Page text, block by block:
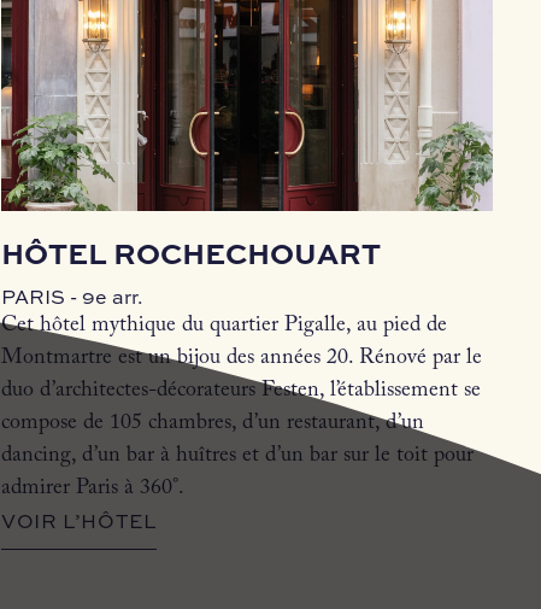
HÔTEL ROCHECHOUART
PARIS - 9e arr.
Cet hôtel mythique du quartier Pigalle, au pied de
Montmartre est un bijou des années 20. Rénové par le
duo d’architectes-décorateurs Festen, l’établissement se
compose de 105 chambres, d’un restaurant, d’un
dancing, d’un bar à huîtres et d’un bar sur le toit pour
admirer Paris à 360°.
VOIR L’HÔTEL